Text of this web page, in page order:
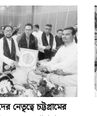
নেতৃত্বে চট্টগ্রামের